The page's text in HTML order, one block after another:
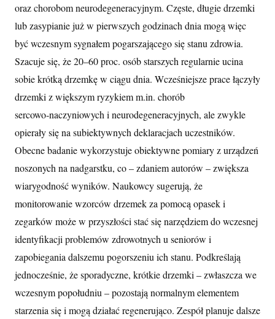
oraz chorobom neurodegeneracyjnym. Częste, długie drzemki
lub zasypianie już w pierwszych godzinach dnia mogą więc
być wczesnym sygnałem pogarszającego się stanu zdrowia.
Szacuje się, że 20–60 proc. osób starszych regularnie ucina
sobie krótką drzemkę w ciągu dnia. Wcześniejsze prace łączyły
drzemki z większym ryzykiem m.in. chorób
sercowo‑naczyniowych i neurodegeneracyjnych, ale zwykle
opierały się na subiektywnych deklaracjach uczestników.
Obecne badanie wykorzystuje obiektywne pomiary z urządzeń
noszonych na nadgarstku, co – zdaniem autorów – zwiększa
wiarygodność wyników. Naukowcy sugerują, że
monitorowanie wzorców drzemek za pomocą opasek i
zegarków może w przyszłości stać się narzędziem do wczesnej
identyfikacji problemów zdrowotnych u seniorów i
zapobiegania dalszemu pogorszeniu ich stanu. Podkreślają
jednocześnie, że sporadyczne, krótkie drzemki – zwłaszcza we
wczesnym popołudniu – pozostają normalnym elementem
starzenia się i mogą działać regenerująco. Zespół planuje dalsze